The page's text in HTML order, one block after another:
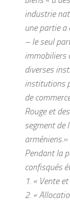
industrie
une partie
– le seul
immobiliers
diverses
institutions
de
Rouge et
segment de
arméniens.»
Pendant la
confisqués
1. « Vente
2. «